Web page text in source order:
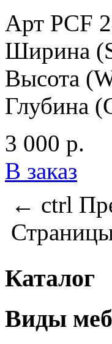
Арт PCF
Ширина
Высота
Глубина
3 000 р.
В заказ
← ctrl
Каталог
Виды